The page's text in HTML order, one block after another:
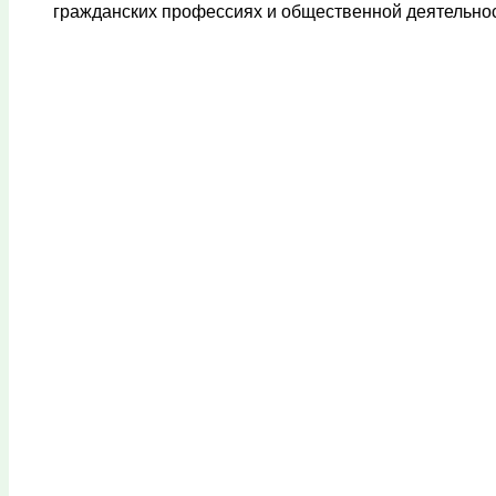
гражданских профессиях и общественной